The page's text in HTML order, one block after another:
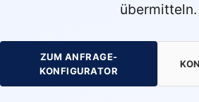
übermitteln.
ZUM ANFRAGE-
KONFIGURATOR